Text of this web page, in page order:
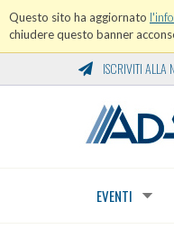
Questo sito ha aggiornato
chiudere questo banner
ISCRIVITI ALLA
EVENTI